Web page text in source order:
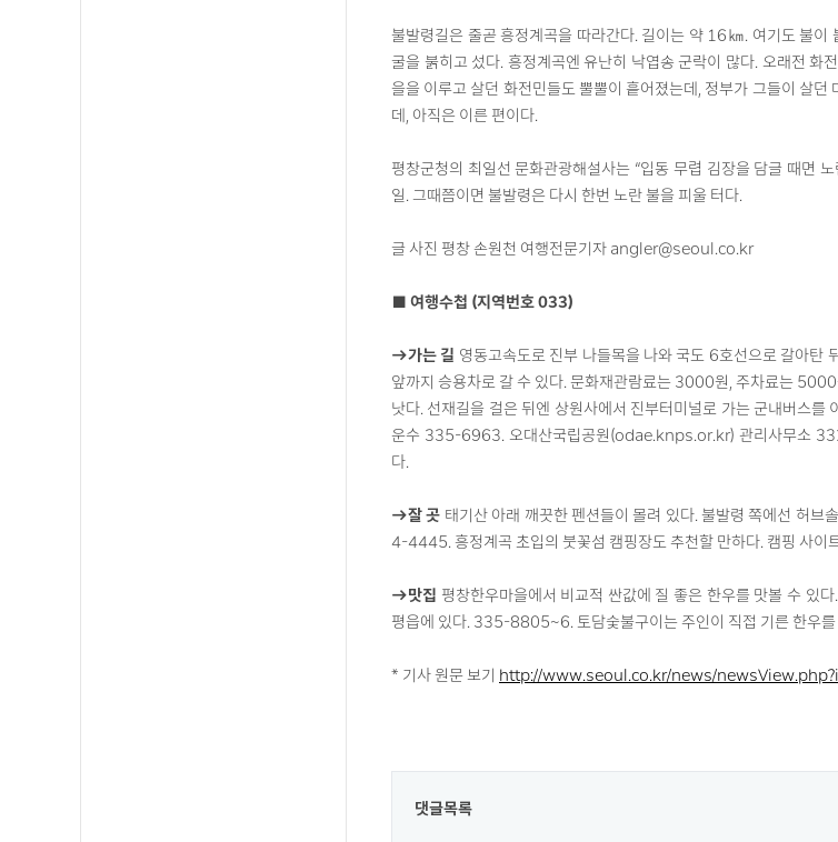
불발령길은 줄곧 흥정계곡을 따라간다. 길이는 약 16㎞. 여기도 불이
굴을 붉히고 섰다. 흥정계곡엔 유난히 낙엽송 군락이 많다. 오래전
을을 이루고 살던 화전민들도 뿔뿔이 흩어졌는데, 정부가 그들이 살
데, 아직은 이른 편이다.
평창군청의 최일선 문화관광해설사는 “입동 무렵 김장을 담글 때면
일. 그때쯤이면 불발령은 다시 한번 노란 불을 피울 터다.
글 사진 평창 손원천 여행전문기자 angler@seoul.co.kr
■ 여행수첩 (지역번호 033)
→가는 길 영동고속도로 진부 나들목을 나와 국도 6호선으로 갈아
앞까지 승용차로 갈 수 있다. 문화재관람료는 3000원, 주차료는
낫다. 선재길을 걸은 뒤엔 상원사에서 진부터미널로 가는 군내버스
운수 335-6963. 오대산국립공원(odae.knps.or.kr) 관리사무소
다.
→잘 곳 태기산 아래 깨끗한 펜션들이 몰려 있다. 불발령 쪽에선 허
4-4445. 흥정계곡 초입의 붓꽃섬 캠핑장도 추천할 만하다. 캠핑
→맛집 평창한우마을에서 비교적 싼값에 질 좋은 한우를 맛볼 수
평읍에 있다. 335-8805~6. 토담숯불구이는 주인이 직접 기른 한우
* 기사 원문 보기 http://www.seoul.co.kr/news/
댓글목록